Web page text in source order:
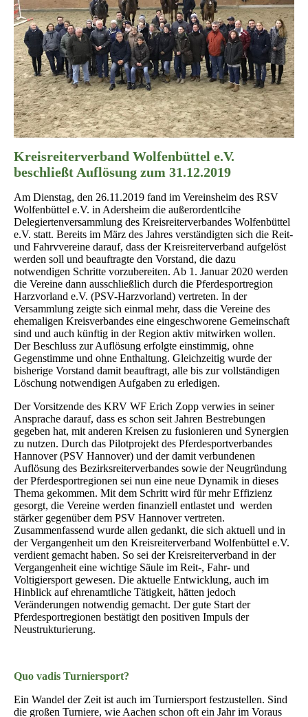
Kreisreiterverband Wolfenbüttel e.V.
beschließt Auflösung zum 31.12.2019
Am Dienstag, den 26.11.2019 fand im Vereinsheim des RSV
Wolfenbüttel e.V. in Adersheim die außerordentlcihe
Delegiertenversammlung des Kreisreiterverbandes Wolfenbüttel
e.V. statt. Bereits im März des Jahres verständigten sich die Reit-
und Fahrvvereine darauf, dass der Kreisreiterverband aufgelöst
werden soll und beauftragte den Vorstand, die dazu
notwendigen Schritte vorzubereiten. Ab 1. Januar 2020 werden
die Vereine dann ausschließlich durch die Pferdesportregion
Harzvorland e.V. (PSV-Harzvorland) vertreten. In der
Versammlung zeigte sich einmal mehr, dass die Vereine des
ehemaligen Kreisverbandes eine eingeschworene Gemeinschaft
sind und auch künftig in der Region aktiv mitwirken wollen.
Der Beschluss zur Auflösung erfolgte einstimmig, ohne
Gegenstimme und ohne Enthaltung. Gleichzeitig wurde der
bisherige Vorstand damit beauftragt, alle bis zur vollständigen
Löschung notwendigen Aufgaben zu erledigen.
Der Vorsitzende des KRV WF Erich Zopp verwies in seiner
Ansprache darauf, dass es schon seit Jahren Bestrebungen
gegeben hat, mit anderen Kreisen zu fusionieren und Synergien
zu nutzen. Durch das Pilotprojekt des Pferdesportverbandes
Hannover (PSV Hannover) und der damit verbundenen
Auflösung des Bezirksreiterverbandes sowie der Neugründung
der Pferdesportregionen sei nun eine neue Dynamik in dieses
Thema gekommen. Mit dem Schritt wird für mehr Effizienz
gesorgt, die Vereine werden finanziell entlastet und werden
stärker gegenüber dem PSV Hannover vertreten.
Zusammenfassend wurde allen gedankt, die sich aktuell und in
der Vergangenheit um den Kreisreiterverband Wolfenbüttel e.V.
verdient gemacht haben. So sei der Kreisreiterverband in der
Vergangenheit eine wichtige Säule im Reit-, Fahr- und
Voltigiersport gewesen. Die aktuelle Entwicklung, auch im
Hinblick auf ehrenamtliche Tätigkeit, hätten jedoch
Veränderungen notwendig gemacht. Der gute Start der
Pferdesportregionen bestätigt den positiven Impuls der
Neustrukturierung.
Quo vadis Turniersport?
Ein Wandel der Zeit ist auch im Turniersport festzustellen. Sind
die großen Turniere, wie Aachen schon oft ein Jahr im Voraus